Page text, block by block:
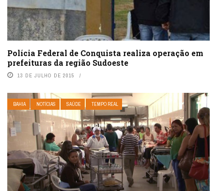
Polícia Federal de Conquista realiza operação em
prefeituras da região Sudoeste
13 DE JULHO DE 2015
BAHIA NOTÍCIAS SAÚDE TEMPO REAL